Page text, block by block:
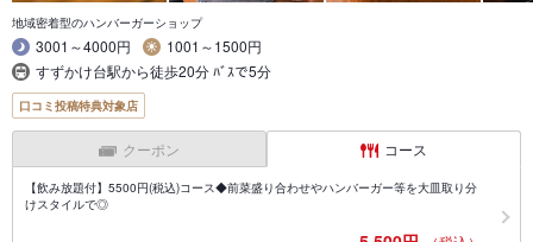
地域密着型のハンバーガーショップ
3001～4000円
1001～1500円
すずかけ台駅から徒歩20分 ﾊﾞｽで5分
口コミ投稿特典対象店
クーポン コース
【飲み放題付】5500円(税込)コース◆前菜盛り合わせやハンバーガー等を大皿取り分
けスタイルで◎